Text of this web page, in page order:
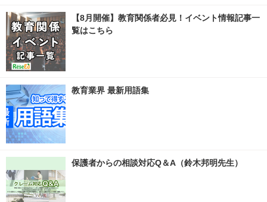
【8月開催】教育関係者必見！イベント情報記事一
覧はこちら
教育業界 最新用語集
保護者からの相談対応Q＆A（鈴木邦明先生）